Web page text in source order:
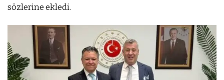
sözlerine ekledi.